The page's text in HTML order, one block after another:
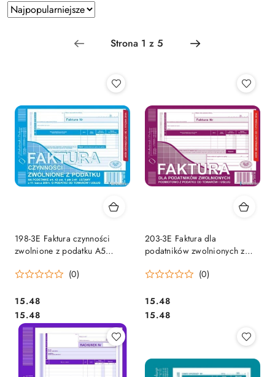
Zastosowano
sortowanie:
Najpopularniejsze.
Sortuj
według
198-3E Faktura czynności
zwolnione z podatku A5
MICHALCZYK&PROKOP
(0)
Cena:
15.48
Cena:
15.48
203-3E Faktura dla
podatników zwolnionych z
(0)
Cena:
15.48
Cena:
15.48